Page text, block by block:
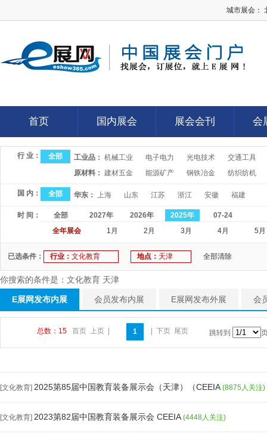
城市展会：
首页
首页
国内展会
国内展会
展会会刊
展会会刊
会
会
行 业： 全部 工业品： 机械工业 电子电力 光电技术
交通工具
原材料： 建材五金 能源矿产 钢铁冶金 纺织纺机
国 内： 全部 华东： 上海 山东 江苏 浙江 安徽 福建
时 间： 全部 2027年 2026年 2025年
07-24
全年展会
1月 2月 3月 4月 5月
已选条件： 行业： 文化教育 地点： 天津 全部清除
你搜索的条件是：文化教育 天津
E展网发布内展 会员发布内展 E展网发布外展 会
总数：15 首页 上页 1 下页 尾页 跳转到
[文化教育] 2025第85届中国教育装备展示会（天津）（CEEIA (8875人关注)
[文化教育] 2023第82届中国教育装备展示会 CEEIA (4448人关注)